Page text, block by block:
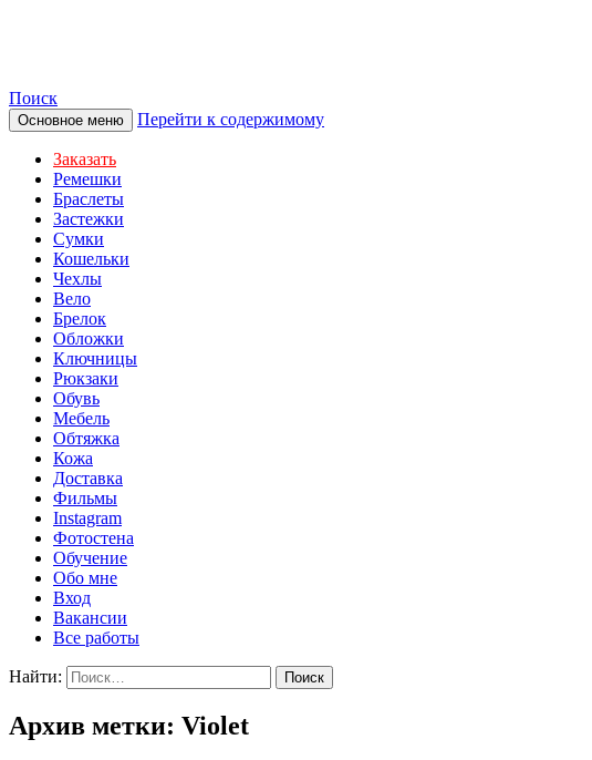
Поиск
Основное меню Перейти к содержимому
Заказать
Ремешки
Браслеты
Застежки
Сумки
Кошельки
Чехлы
Вело
Брелок
Обложки
Ключницы
Рюкзаки
Обувь
Мебель
Обтяжка
Кожа
Доставка
Фильмы
Instagram
Фотостена
Обучение
Обо мне
Вход
Вакансии
Все работы
Найти:
Архив метки: Violet